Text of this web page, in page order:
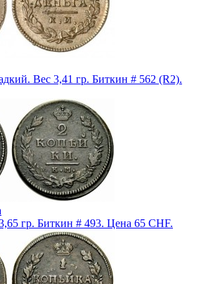
Вес 3,41 гр. Биткин # 562 (R2).
гр. Биткин # 493. Цена 65 CHF.